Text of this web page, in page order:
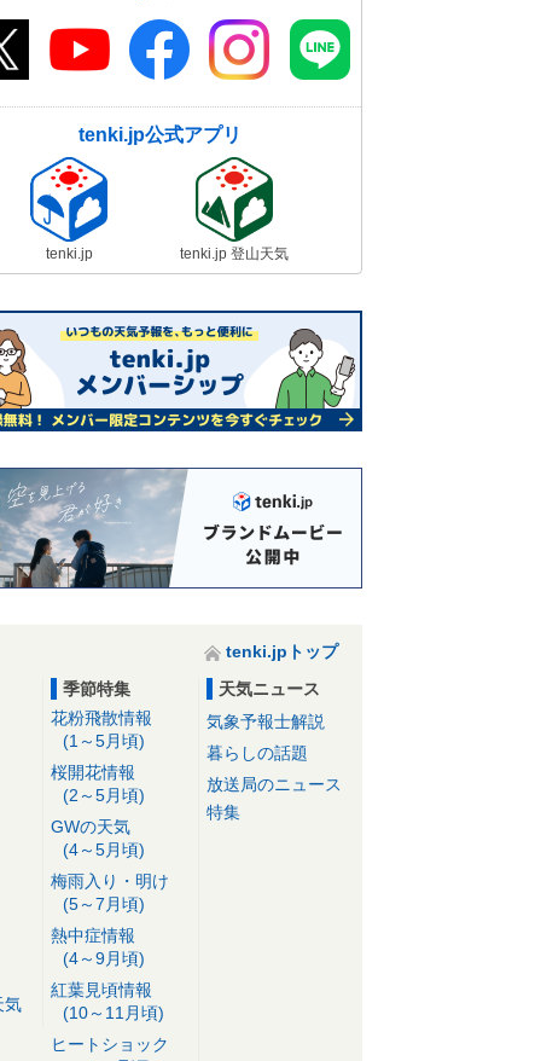
tenki.jp公式アプリ
tenki.jp tenki.jp 登山天気
tenki.jpトップ
気
季節特集
花粉飛散情報
(1～5月頃)
桜開花情報
(2～5月頃)
GWの天気
(4～5月頃)
梅雨入り・明け
(5～7月頃)
熱中症情報
(4～9月頃)
紅葉見頃情報
(10～11月頃)
ヒートショック
天気ニュース
気象予報士解説
暮らしの話題
放送局のニュース
特集